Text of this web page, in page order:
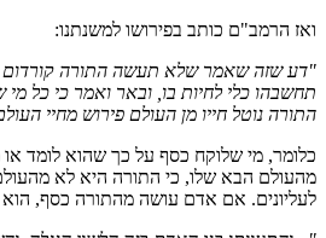
ואז הרמב"ם כותב בפירושו למשנתנו:
"דע שזה שאמר שלא תעשה התורה קורדום
תחשבהו כלי לחיות בו, ובאר ואמר כי כל מי
התורה נוטל חייו מן העולם פירוש מחיי
כלומר, מי שלוקח כסף על כך שהוא לומד
מהעולם הבא שלו, כי התורה היא לא
לעליונים. אם אדם עושה מהתורה כסף, הוא